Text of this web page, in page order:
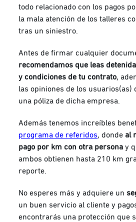
todo relacionado con los pagos
la mala atención de los talleres
tras un siniestro.
Antes de firmar cualquier
recomendamos que leas
y condiciones de tu contrato,
las opiniones de los usuarios(as)
una póliza de dicha empresa.
Además tenemos increíbles
programa de referidos, donde al
pago por km con otra personay
ambos obtienen hasta 210 km
reporte.
No esperes más y adquiere un
un buen servicio al cliente y
encontrarás una protección que